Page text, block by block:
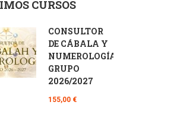
CURSOS
CONSULTOR
DE CÁBALA Y
NUMEROLOGÍA
GRUPO
2026/2027
155,00 €